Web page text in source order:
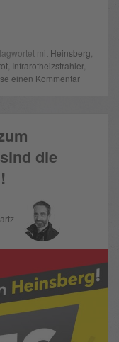
mit Heinsberg
Infrarotheizstrahler,
einen Kommentar
die